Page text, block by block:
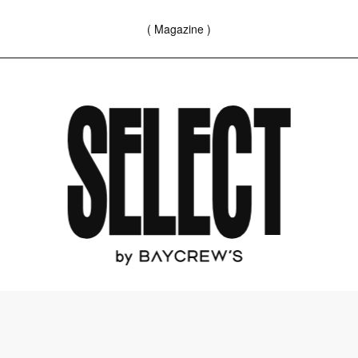
( Magazine )